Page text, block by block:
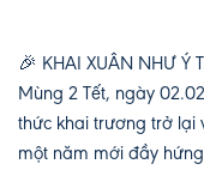
🎉 KHAI XUÂN NHƯ Ý
Mùng 2 Tết, ngày
thức khai trương trở lại
một năm mới đầy